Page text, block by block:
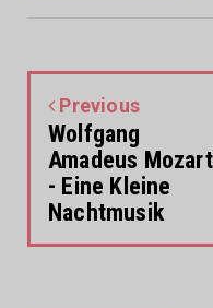
Previous
Wolfgang
Amadeus Mozart
- Eine Kleine
Nachtmusik